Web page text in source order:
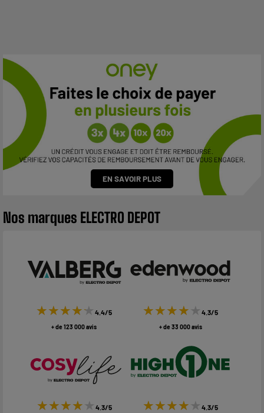
EN SAVOIR PLUS
Nos marques ELECTRO DEPOT
★★★★★
★★★★★4.4/5
+ de 123 000 avis
★★★★★
★★★★★4.3/5
+ de 33 000 avis
★★★★★
★★★★★ 4.3/5 ★★★★★
★★★★★4.3/5